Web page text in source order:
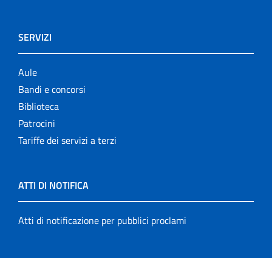
SERVIZI
Aule
Bandi e concorsi
Biblioteca
Patrocini
Tariffe dei servizi a terzi
ATTI DI NOTIFICA
Atti di notificazione per pubblici proclami